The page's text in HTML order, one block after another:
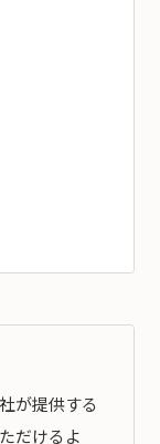
が提供する
だけるよ